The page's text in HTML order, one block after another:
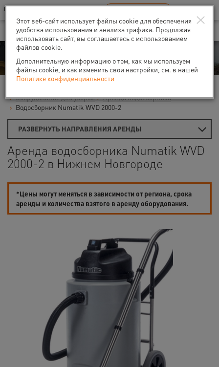
Ваш город:Нижний Новгород
В Вашем регионе нет наших офисов RU EN
Аренда
Оборудование для уборки
Аренда водосборника
Водосборник Numatik WVD 2000-2
РАЗВЕРНУТЬ НАПРАВЛЕНИЯ АРЕНДЫ
Аренда водосборника Numatik WVD
2000-2 в Нижнем Новгороде
*Цены могут меняться в зависимости от региона, срока
аренды и количества взятого в аренду оборудования.
×
Этот веб-сайт использует файлы cookie для обеспечения
удобства использования и анализа трафика. Продолжая
использовать сайт, вы соглашаетесь с использованием
файлов cookie.
Дополнительную информацию о том, как мы используем
файлы cookie, и как изменить свои настройки, см. в нашей
Политике конфиденциальности